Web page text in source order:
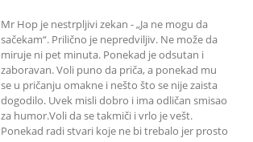
Mr Hop je nestrpljivi zekan - „Ja ne mogu da
sačekam“. Prilično je nepredviljiv. Ne može da
miruje ni pet minuta. Ponekad je odsutan i
zaboravan. Voli puno da priča, a ponekad mu
se u pričanju omakne i nešto što se nije zaista
dogodilo. Uvek misli dobro i ima odličan smisao
za humor.Voli da se takmiči i vrlo je vešt.
Ponekad radi stvari koje ne bi trebalo jer prosto